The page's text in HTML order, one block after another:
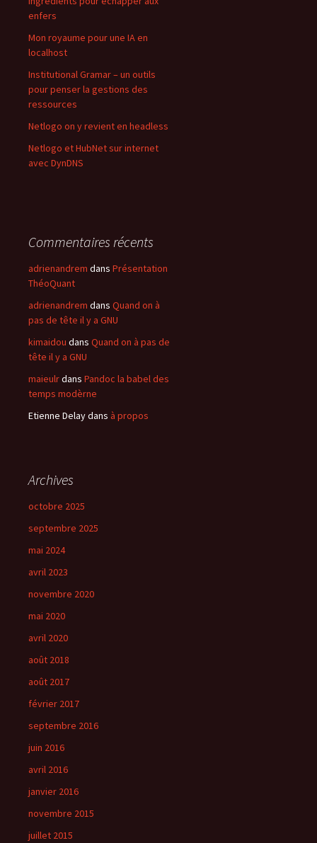
enfers
Mon royaume pour une IA en
localhost
Institutional Gramar – un outils
pour penser la gestions des
ressources
Netlogo on y revient en headless
Netlogo et HubNet sur internet
avec DynDNS
Commentaires récents
adrienandrem dans Présentation
ThéoQuant
adrienandrem dans Quand on à
pas de tête il y a GNU
kimaidou dans Quand on à pas de
tête il y a GNU
maieulrdans Pandoc la babel des
temps modèrne
Etienne Delaydans à propos
Archives
octobre 2025
septembre 2025
mai 2024
avril 2023
novembre 2020
mai 2020
avril 2020
août 2018
août 2017
février 2017
septembre 2016
juin 2016
avril 2016
janvier 2016
novembre 2015
juillet 2015